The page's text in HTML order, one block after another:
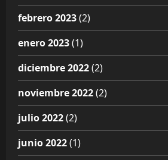
febrero 2023(2)
enero 2023(1)
diciembre 2022(2)
noviembre 2022(2)
julio 2022(2)
junio 2022(1)